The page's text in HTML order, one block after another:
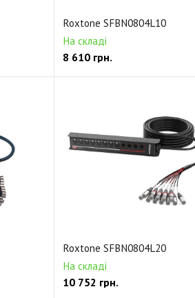
Roxtone SFBN0804L10
На складі
8 610грн.
Roxtone SFBN0804L20
На складі
10 752 грн.